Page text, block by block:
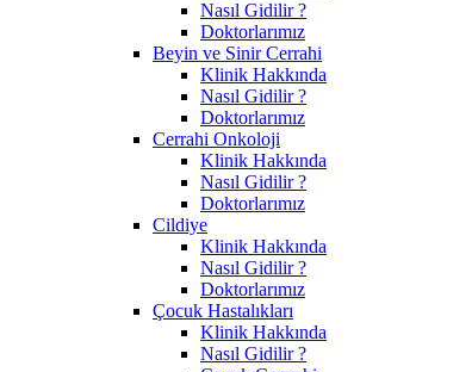
Nasıl Gidilir ?
Doktorlarımız
Beyin ve Sinir Cerrahi
Klinik Hakkında
Nasıl Gidilir ?
Doktorlarımız
Cerrahi Onkoloji
Klinik Hakkında
Nasıl Gidilir ?
Doktorlarımız
Cildiye
Klinik Hakkında
Nasıl Gidilir ?
Doktorlarımız
Çocuk Hastalıkları
Klinik Hakkında
Nasıl Gidilir ?